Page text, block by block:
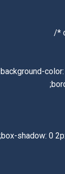
background-
box-shadow: 0